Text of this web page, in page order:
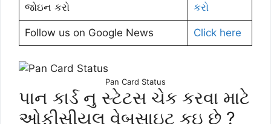
જોઇન કરો
કરો
Follow us on Google News Click here
Pan Card Status
પાન કાર્ડ નુ સ્ટેટસ ચેક કરવા માટે
ઓફીસીયલ વેબસાઇટ કઇ છે ?